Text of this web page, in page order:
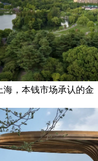
，本钱市场承认的金